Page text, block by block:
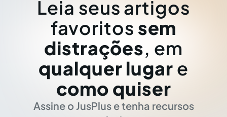
Leia seus artigos
favoritos sem
distrações, em
qualquer lugar e
como quiser
Assine o JusPlus e tenha recursos